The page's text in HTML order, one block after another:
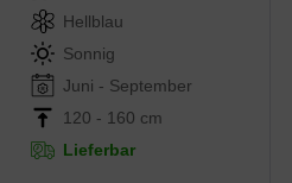
Hellblau
Sonnig
Juni - September
120 - 160 cm
Lieferbar